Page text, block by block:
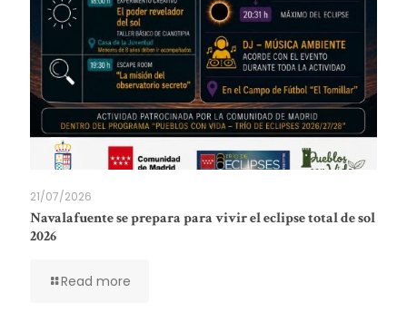
21/07/2026
Navalafuente se prepara para vivir el eclipse total de sol
2026
Read more